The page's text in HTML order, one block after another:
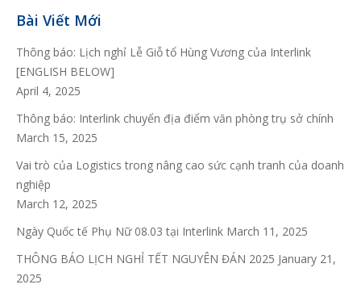
Bài Viết Mới
Thông báo: Lịch nghỉ Lễ Giỗ tổ Hùng Vương của Interlink
[ENGLISH BELOW]
April 4, 2025
Thông báo: Interlink chuyển địa điểm văn phòng trụ sở chính
March 15, 2025
Vai trò của Logistics trong nâng cao sức cạnh tranh của doanh
nghiệp
March 12, 2025
Ngày Quốc tế Phụ Nữ 08.03 tại Interlink March 11, 2025
THÔNG BÁO LỊCH NGHỈ TẾT NGUYÊN ĐÁN 2025 January 21,
2025